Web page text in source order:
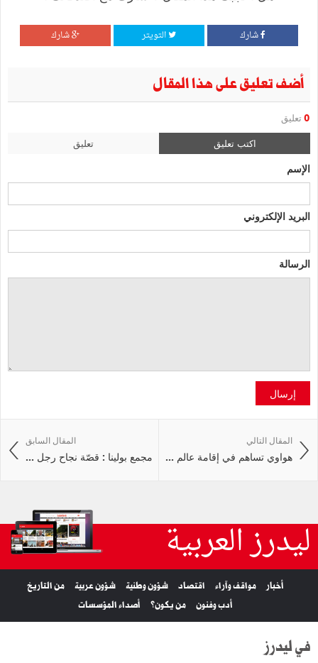
شارك التويتر شارك
أضف تعليق على هذا المقال
0 تعليق
اكتب تعليق تعليق
الإسم
البريد الإلكتروني
الرسالة
إرسال
المقال السابق
مجمع بولينا : قصّة نجاح رجل ...
المقال التالي
هواوي تساهم في إقامة عالم ...
ليدرز العربية
أخبار مواقف وآراء اقتصاد شؤون وطنية شؤون عربية
من التاريخ
أدب وفنون
من يكون؟ أصداء المؤسسات
في ليدرز